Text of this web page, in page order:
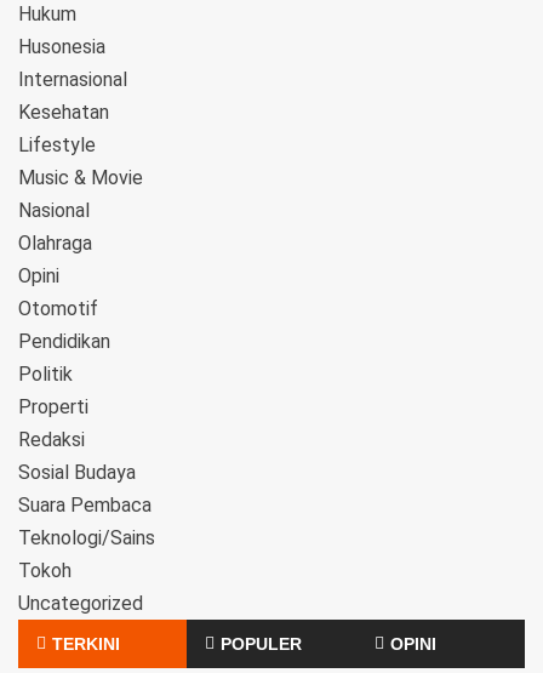
Hukum
Husonesia
Internasional
Kesehatan
Lifestyle
Music & Movie
Nasional
Olahraga
Opini
Otomotif
Pendidikan
Politik
Properti
Redaksi
Sosial Budaya
Suara Pembaca
Teknologi/Sains
Tokoh
Uncategorized
TERKINI POPULER OPINI